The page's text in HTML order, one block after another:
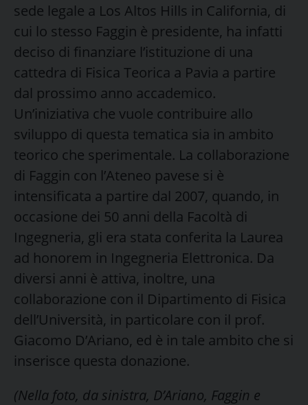
sede legale a Los Altos Hills in California, di
cui lo stesso Faggin è presidente, ha infatti
deciso di finanziare l’istituzione di una
cattedra di Fisica Teorica a Pavia a partire
dal prossimo anno accademico.
Un’iniziativa che vuole contribuire allo
sviluppo di questa tematica sia in ambito
teorico che sperimentale. La collaborazione
di Faggin con l’Ateneo pavese si è
intensificata a partire dal 2007, quando, in
occasione dei 50 anni della Facoltà di
Ingegneria, gli era stata conferita la Laurea
ad honorem in Ingegneria Elettronica. Da
diversi anni è attiva, inoltre, una
collaborazione con il Dipartimento di Fisica
dell’Università, in particolare con il prof.
Giacomo D’Ariano, ed è in tale ambito che si
inserisce questa donazione.
(Nella foto, da sinistra, D’Ariano, Faggin e